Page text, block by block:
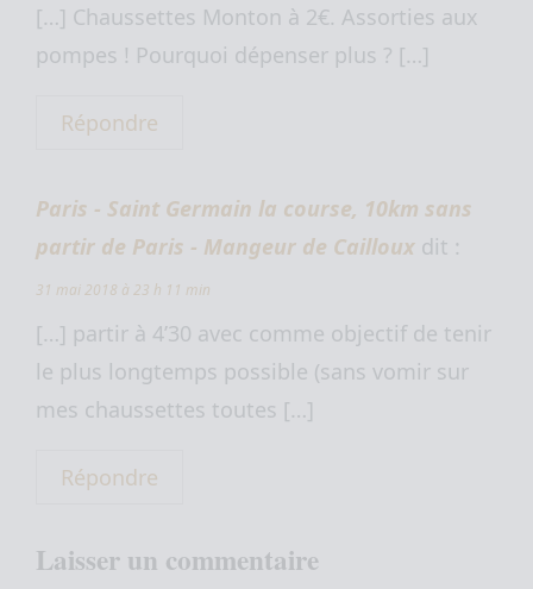
[…] Chaussettes Monton à 2€. Assorties aux
pompes ! Pourquoi dépenser plus ? […]
Répondre
Paris - Saint Germain la course, 10km sans
partir de Paris - Mangeur de Cailloux dit :
31 mai 2018 à 23 h 11 min
[…] partir à 4’30 avec comme objectif de tenir
le plus longtemps possible (sans vomir sur
mes chaussettes toutes […]
Répondre
Laisser un commentaire